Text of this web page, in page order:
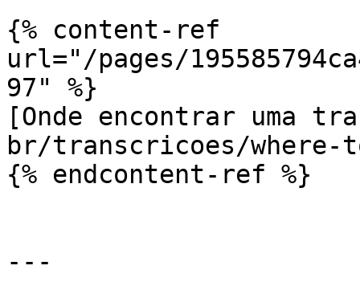
{% content-ref
url="/pages/
97" %}
[Onde encontrar uma
br/transcricoes/where-
{% endcontent-ref %}
---